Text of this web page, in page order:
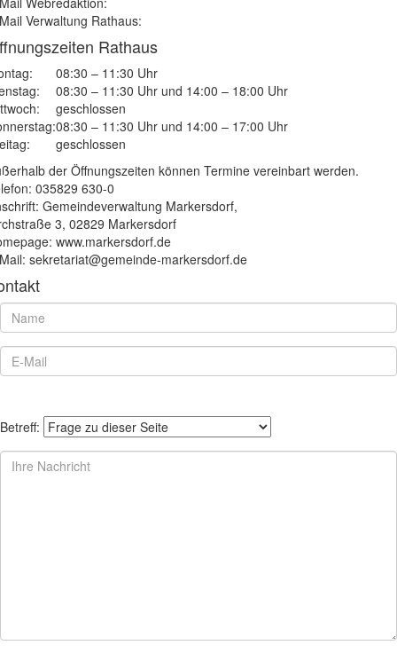
Verwaltung Rathaus:
Rathaus
08:30 – 11:30 Uhr
08:30 – 11:30 Uhr und 14:00 – 18:00 Uhr
geschlossen
08:30 – 11:30 Uhr und 14:00 – 17:00 Uhr
geschlossen
der Öffnungszeiten können Termine vereinbart werden.
035829 630-0
Gemeindeverwaltung Markersdorf,
3, 02829 Markersdorf
www.markersdorf.de
sekretariat@gemeinde-markersdorf.de
Betreff: